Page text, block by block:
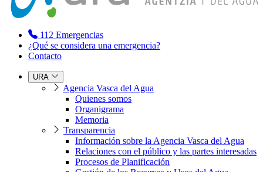
112 Emergencias
¿Qué se considera una emergencia?
Contacto
URA
Agencia Vasca del Agua
Quienes somos
Organigrama
Memoria
Transparencia
Información sobre la Agencia Vasca del Agua
Relaciones con el público y las partes interesadas
Procesos de Planificación